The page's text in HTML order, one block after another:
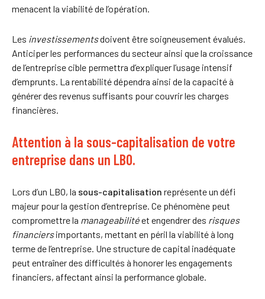
menacent la viabilité de l’opération.
Les investissementsdoivent être soigneusement évalués.
Anticiper les performances du secteur ainsi que la croissance
de l’entreprise cible permettra d’expliquer l’usage intensif
d’emprunts. La rentabilité dépendra ainsi de la capacité à
générer des revenus suffisants pour couvrir les charges
financières.
Attention à la sous-capitalisation de votre
entreprise dans un LBO.
Lors d’un LBO, la sous-capitalisation représente un défi
majeur pour la gestion d’entreprise. Ce phénomène peut
compromettre la manageabilitéet engendrer des risques
financiersimportants, mettant en péril la viabilité à long
terme de l’entreprise. Une structure de capital inadéquate
peut entraîner des difficultés à honorer les engagements
financiers, affectant ainsi la performance globale.